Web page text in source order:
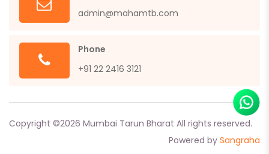
admin@mahamtb.com
Phone
+91 22 2416 3121
Copyright ©2026 Mumbai Tarun Bharat All rights reserved.
Powered by Sangraha